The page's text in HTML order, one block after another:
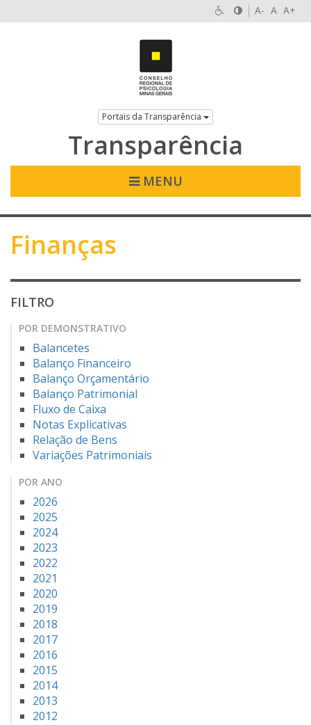
A- A A+
Portais da Transparência
Transparência
MENU
Finanças
FILTRO
POR DEMONSTRATIVO
Balancetes
Balanço Financeiro
Balanço Orçamentário
Balanço Patrimonial
Fluxo de Caixa
Notas Explicativas
Relação de Bens
Variações Patrimoniais
POR ANO
2026
2025
2024
2023
2022
2021
2020
2019
2018
2017
2016
2015
2014
2013
2012